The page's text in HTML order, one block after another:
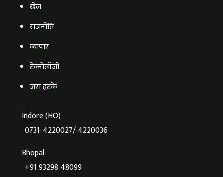
खेल
राजनीति
व्‍यापार
टेक्‍नोलॉजी
ज़रा हटके
Indore (HO)
0731-4220027/ 4220036
Bhopal
+91 93298 48099